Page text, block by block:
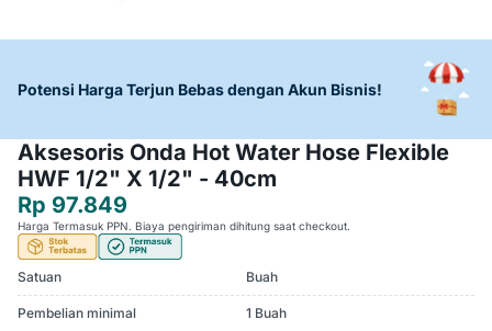
Potensi Harga Terjun Bebas dengan Akun Bisnis!
Aksesoris Onda Hot Water Hose Flexible
HWF 1/2" X 1/2" - 40cm
Rp 97.849
Harga Termasuk PPN. Biaya pengiriman dihitung saat checkout.
Satuan Buah
Pembelian minimal 1 Buah